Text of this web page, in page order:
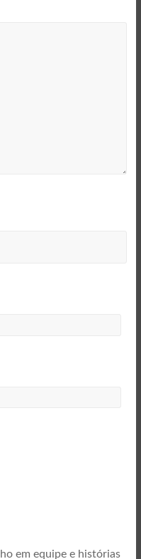
em equipe e histórias